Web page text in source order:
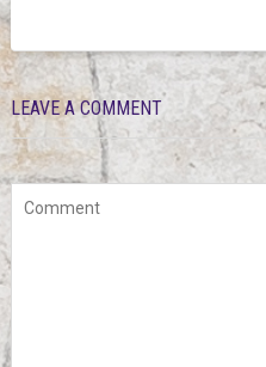
LEAVE A COMMENT